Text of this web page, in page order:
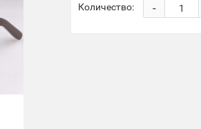
Количество: -